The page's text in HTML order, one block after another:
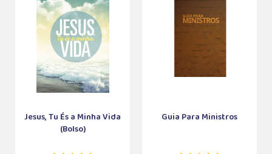
Jesus, Tu És a Minha Vida
(Bolso)
Guia Para Ministros